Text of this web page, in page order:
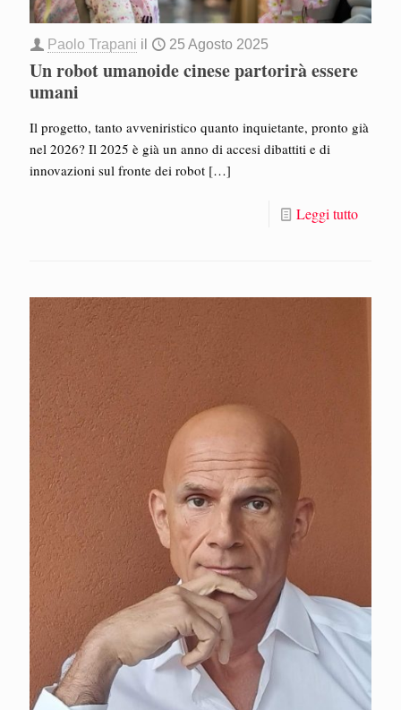
Paolo Trapani il 25 Agosto 2025
Un robot umanoide cinese partorirà essere
umani
Il progetto, tanto avveniristico quanto inquietante, pronto già
nel 2026? Il 2025 è già un anno di accesi dibattiti e di
innovazioni sul fronte dei robot […]
Leggi tutto